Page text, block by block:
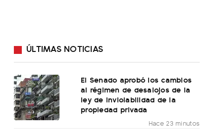
ÚLTIMAS NOTICIAS
El Senado aprobó los cambios
al régimen de desalojos de la
ley de inviolabilidad de la
propiedad privada
Hace 23 minutos